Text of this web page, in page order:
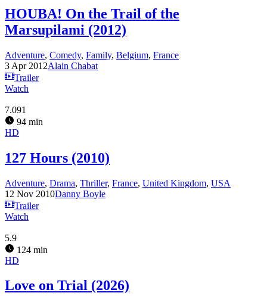
HOUBA! On the Trail of the
Marsupilami (2012)
Adventure, Comedy, Family, Belgium, France
3 Apr 2012Alain Chabat
Trailer
Watch
7.091
94 min
HD
127 Hours (2010)
Adventure, Drama, Thriller, France, United Kingdom, USA
12 Nov 2010Danny Boyle
Trailer
Watch
5.9
124 min
HD
Love on Trial (2026)